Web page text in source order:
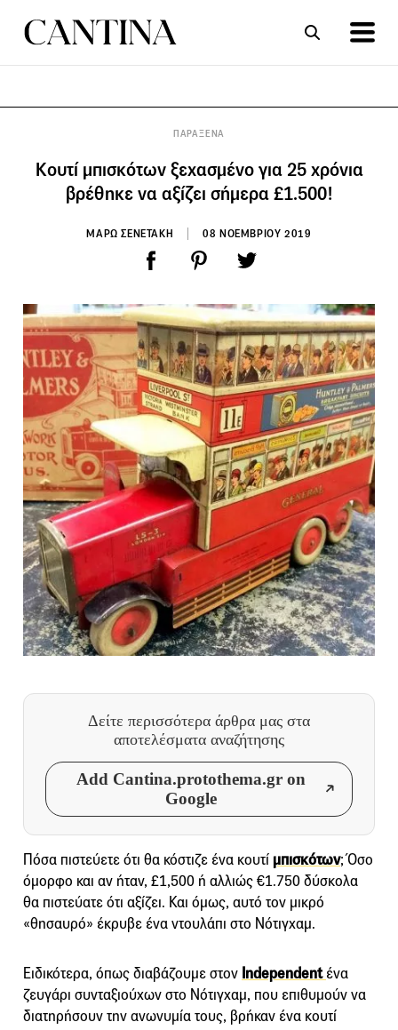
ΠΑΡΑΞΕΝΑ
Κουτί μπισκότων ξεχασμένο για 25 χρόνια
βρέθηκε να αξίζει σήμερα £1.500!
ΜΑΡΩ ΣΕΝΕΤΑΚΗ 08 ΝΟΕΜΒΡΙΟΥ 2019
Δείτε περισσότερα άρθρα μας στα
αποτελέσματα αναζήτησης
Add Cantina.protothema.gr on
Google
Πόσα πιστεύετε ότι θα κόστιζε ένα κουτί μπισκότων; Όσο
όμορφο και αν ήταν, £1,500 ή αλλιώς €1.750 δύσκολα
θα πιστεύατε ότι αξίζει. Και όμως, αυτό τον μικρό
«θησαυρό» έκρυβε ένα ντουλάπι στο Νότιγχαμ.
Ειδικότερα, όπως διαβάζουμε στον Independent ένα
ζευγάρι συνταξιούχων στο Νότιγχαμ, που επιθυμούν να
διατηρήσουν την ανωνυμία τους, βρήκαν ένα κουτί